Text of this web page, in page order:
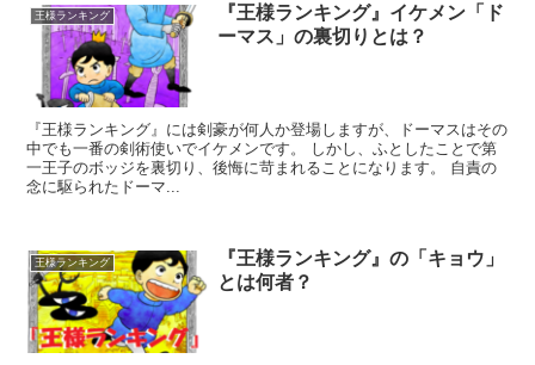
王様ランキング
『王様ランキング』イケメン「ド
ーマス」の裏切りとは？
『王様ランキング』には剣豪が何人か登場しますが、ドーマスはその
中でも一番の剣術使いでイケメンです。 しかし、ふとしたことで第
一王子のボッジを裏切り、後悔に苛まれることになります。 自責の
念に駆られたドーマ...
王様ランキング
『王様ランキング』の「キョウ」
とは何者？